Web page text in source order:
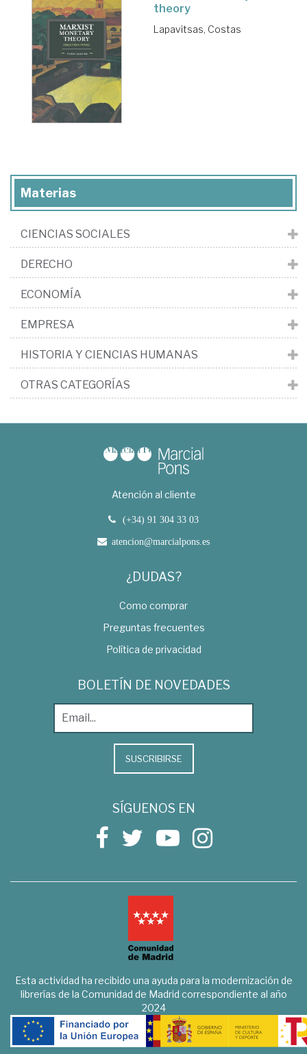
theory
Lapavitsas, Costas
Materias
CIENCIAS SOCIALES
DERECHO
ECONOMÍA
EMPRESA
HISTORIA Y CIENCIAS HUMANAS
OTRAS CATEGORÍAS
Atención al cliente
(+34) 91 304 33 03
atencion@marcialpons.es
¿DUDAS?
Como comprar
Preguntas frecuentes
Política de privacidad
BOLETÍN DE NOVEDADES
SUSCRIBIRSE
SÍGUENOS EN
Esta actividad ha recibido una ayuda para la modernización de
librerías de la Comunidad de Madrid correspondiente al año
2024